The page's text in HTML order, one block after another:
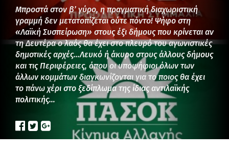
Μπροστά στον β’ γύρο, η πραγματική διαχωριστική
γραμμή δεν μετατοπίζεται ούτε πόντο! Ψήφο στη
«Λαϊκή Συσπείρωση» στους έξι δήμους που κρίνεται αν
τη Δευτέρα ο λαός θα έχει στο πλευρό του αγωνιστικές
δημοτικές αρχές…Λευκό ή άκυρο στους άλλους δήμους
και τις Περιφέρειες, όπου οι υποψήφιοι όλων των
άλλων κομμάτων διαγκωνίζονται για το ποιος θα έχει
το πάνω χέρι στο ξεδίπλωμα της ίδιας αντιλαϊκής
πολιτικής…